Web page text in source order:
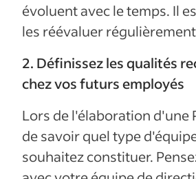
évoluent avec le temps. Il
les réévaluer
2. Définissez les qualités
chez vos futurs employés
Lors de l'élaboration d'une
de savoir quel type
souhaitez constituer.